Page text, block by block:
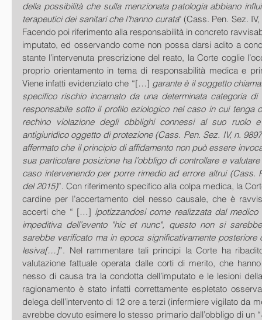
della possibilità che sulla menzionata patologia abbiano
terapeutici dei sanitari che l’hanno curata" (Cass. Pen. Sez.
Facendo poi riferimento alla responsabilità in concreto
imputato, ed osservando come non possa darsi adito a
stante l’intervenuta prescrizione del reato, la Corte coglie
proprio orientamento in tema di responsabilità medica e
Viene infatti evidenziato che “[…] garante è il soggetto
specifico rischio incarnato da una determinata categoria
responsabile sotto il profilo eziologico nel caso in cui tenga
rechino violazione degli obblighi connessi al suo ruolo e
antigiuridico oggetto di protezione (Cass. Pen. Sez. IV, n.
affermato che il principio di affidamento non può essere
sua particolare posizione ha l’obbligo di controllare e valutare
caso intervenendo per porre rimedio ad errore altrui (Cass.
del 2015)”. Con riferimento specifico alla colpa medica, la
cardine per l’accertamento del nesso causale, che è
accerti che “ […] ipotizzandosi come realizzata dal
impeditiva dell’evento "hic et nunc", questo non si
sarebbe verificato ma in epoca significativamente posteriore
lesiva[…]”. Nel rammentare tali principi la Corte ha
valutazione fattuale operata dalle corti di merito, che
nesso di causa tra la condotta dell’imputato e le lesioni
ragionamento è stato infatti correttamente espletato
delega dell’intervento di 12 ore a terzi (infermiere vigilato da
avrebbe dovuto esimere lo stesso primario dall’obbligo di un “